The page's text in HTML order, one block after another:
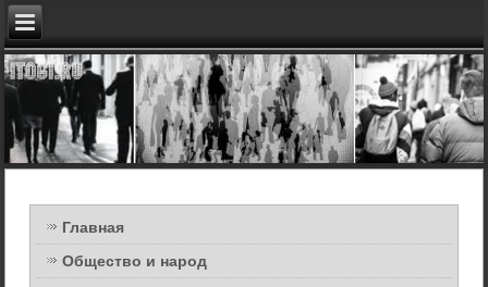
Главная
Общество и народ